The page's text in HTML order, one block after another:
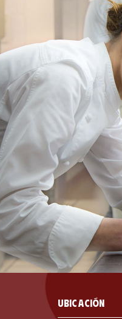
Ubicación